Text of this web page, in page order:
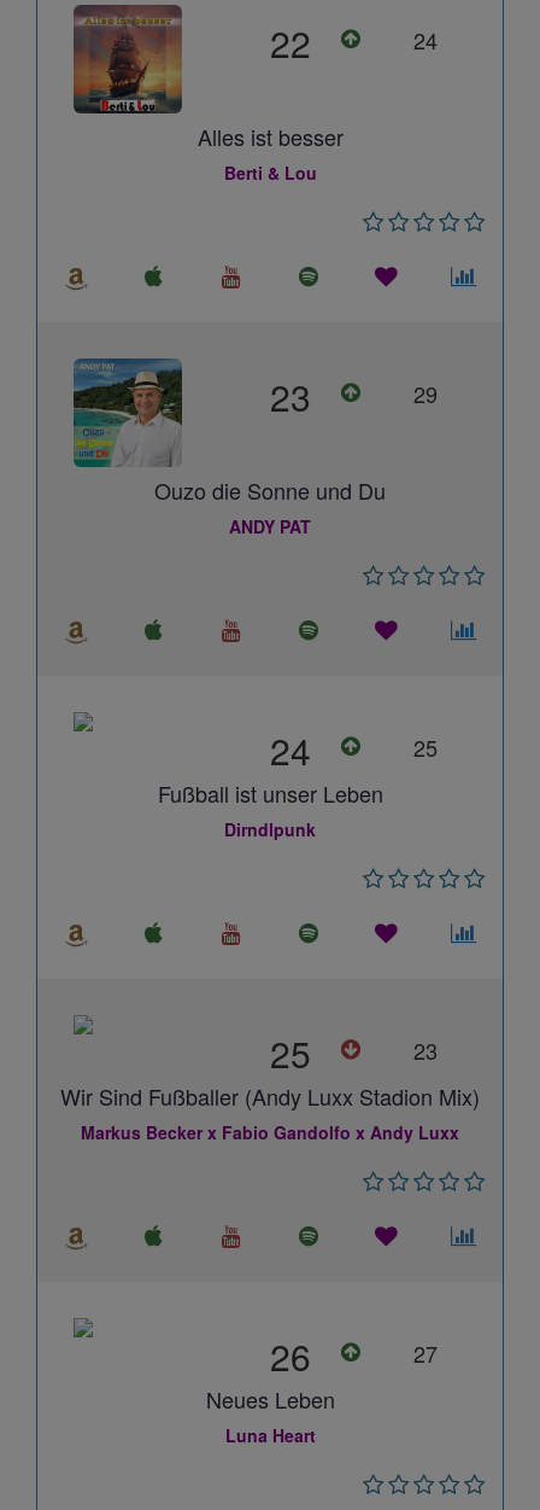
22 24
Alles ist besser
Berti & Lou
23 29
Ouzo die Sonne und Du
ANDY PAT
24
25
Fußball ist unser Leben
Dirndlpunk
25
23
Wir Sind Fußballer (Andy Luxx Stadion Mix)
Markus Becker x Fabio Gandolfo x Andy Luxx
26
27
Neues Leben
Luna Heart